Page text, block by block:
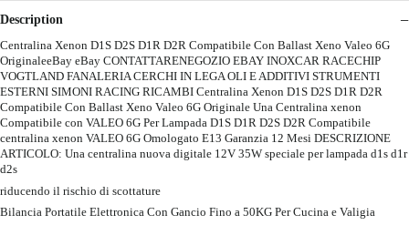
Description
Centralina Xenon D1S D2S D1R D2R Compatibile Con Ballast Xeno Valeo 6G
OriginaleeBay eBay CONTATTARENEGOZIO EBAY INOXCAR RACECHIP
VOGTLAND FANALERIA CERCHI IN LEGA OLI E ADDITIVI STRUMENTI
ESTERNI SIMONI RACING RICAMBI Centralina Xenon D1S D2S D1R D2R
Compatibile Con Ballast Xeno Valeo 6G Originale Una Centralina xenon
Compatibile con VALEO 6G Per Lampada D1S D1R D2S D2R Compatibile
centralina xenon VALEO 6G Omologato E13 Garanzia 12 Mesi DESCRIZIONE
ARTICOLO: Una centralina nuova digitale 12V 35W speciale per lampada d1s d1r
d2s
riducendo il rischio di scottature
Bilancia Portatile Elettronica Con Gancio Fino a 50KG Per Cucina e Valigia